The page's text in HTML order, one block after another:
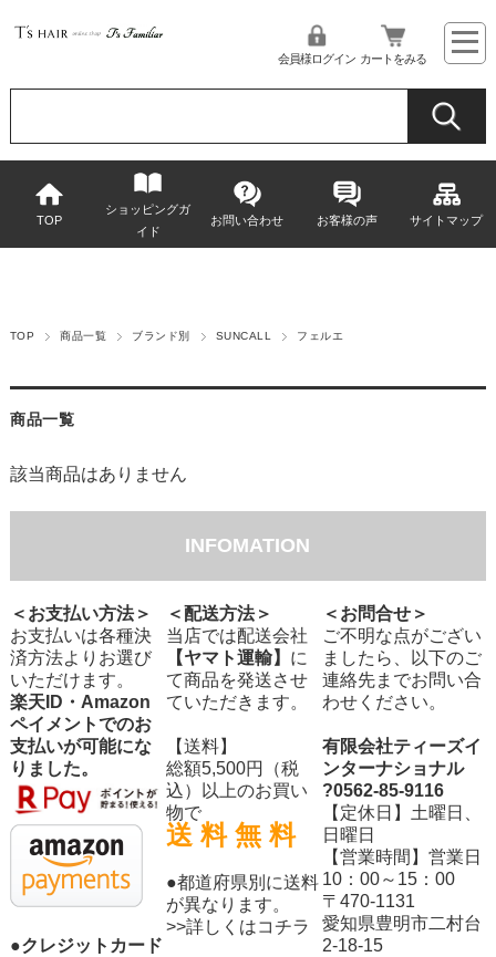
会員様ログイン カートをみる
TOP
ショッピングガ
イド
お問い合わせ お客様の声 サイトマップ
TOP 商品一覧 ブランド別 SUNCALL フェルエ
商品一覧
該当商品はありません
INFOMATION
＜お支払い方法＞ ＜配送方法＞
＜お問合せ＞
お支払いは各種決
済方法よりお選び
いただけます。
楽天ID・Amazon
ペイメントでのお
支払いが可能にな
りました。
●クレジットカード
当店では配送会社
【ヤマト運輸】 に
て商品を発送させ
ていただきます。
【送料】
総額5,500円（税
込）以上のお買い
物で
送 料 無 料
●都道府県別に送料
が異なります。
>>詳しくはコチラ
ご不明な点がござい
ましたら、以下のご
連絡先までお問い合
わせください。
有限会社ティーズイ
ンターナショナル
?0562-85-9116
【定休日】土曜日、
日曜日
【営業時間】営業日
10：00～15：00
〒470-1131
愛知県豊明市二村台
2-18-15